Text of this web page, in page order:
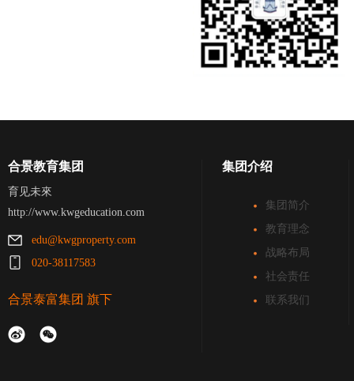
合景教育集团
育见未來
http://www.kwgeducation.com
edu@kwgproperty.com
020-38117583
合景泰富集团 旗下
集团介绍
集团简介
教育理念
战略布局
社会责任
联系我们